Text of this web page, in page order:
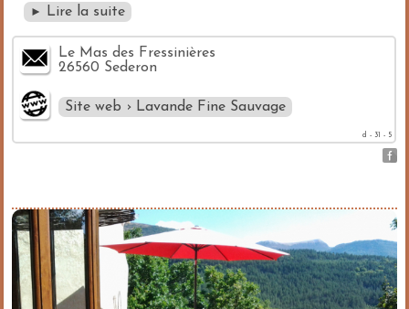
► Lire la suite
Le Mas des Fressinières
26560 Sederon
Site web › Lavande Fine Sauvage
d - 31 - 5